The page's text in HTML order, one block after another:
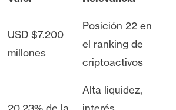
USD $7.200
millones
Posición 22 en
el ranking de
criptoactivos
Alta liquidez,